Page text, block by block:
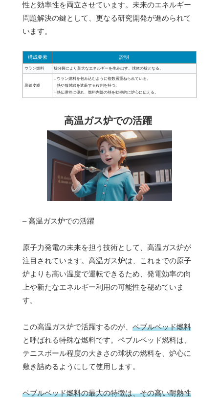
性と効率性を両立させています。未来のエネルギー
問題解決の鍵として、更なる研究開発が進められて
います。
構成要素 説明
ウラン燃料 核分裂により莫大なエネルギーを生み出す。球体の核となる。
黒鉛皮膜
– ウラン燃料を包み込むように複数層重ねられている。
– 熱や放射線を遮蔽する役割を持つ。
– 熱伝導性に優れ、燃料内部の熱を効率的に炉心に伝える。
高温ガス炉での活躍
– 高温ガス炉での活躍
原子力発電の未来を担う技術として、高温ガス炉が
注目されています。高温ガス炉は、これまでの原子
炉よりも高い温度で運転できるため、発電効率の向
上や新たなエネルギー利用の可能性を秘めていま
す。
この高温ガス炉で活躍するのが、 ペブルベッド燃料
と呼ばれる特殊な燃料です。ペブルベッド燃料は、
テニスボール程度の大きさの球状の燃料を、炉心に
敷き詰めるようにして使用します。
ペブルベッド燃料の最大の特徴は、その高い耐熱性